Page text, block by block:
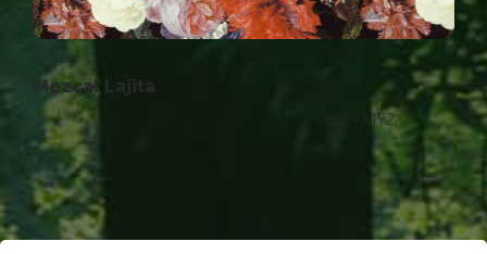
Mezcal Lajita
86,- / 172,-